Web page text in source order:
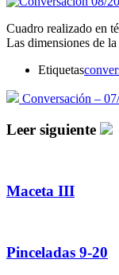
Cuadro realizado en
Las dimensiones de
Etiquetas
Conversación –
Leer siguiente
Maceta III
Pinceladas 9-20